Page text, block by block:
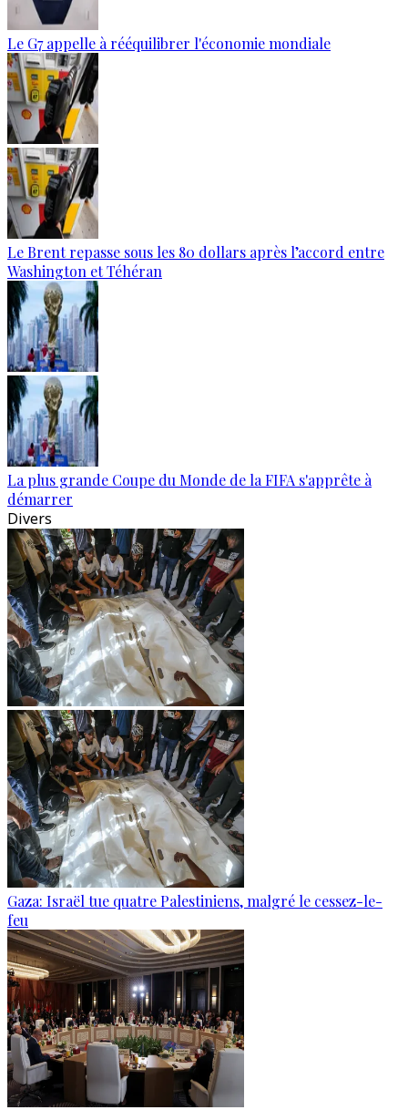
Le G7 appelle à rééquilibrer l'économie mondiale
Le Brent repasse sous les 80 dollars après l’accord entre
Washington et Téhéran
La plus grande Coupe du Monde de la FIFA s'apprête à
démarrer
Divers
Gaza: Israël tue quatre Palestiniens, malgré le cessez-le-
feu